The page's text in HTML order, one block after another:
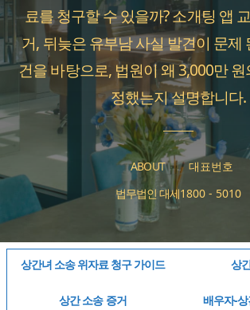
료를 청구할 수 있을까? 소개팅 앱
거, 뒤늦은 유부남 사실 발견이 문제
건을 바탕으로, 법원이 왜 3,000만
정했는지 설명합니다.
ABOUT
법무법인 대세
대표번호
1800 - 5010
상간녀 소송 위자료 청구 가이드 상
상간 소송 증거 배우자-